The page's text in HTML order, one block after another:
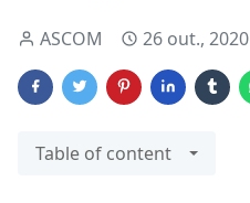
ASCOM 26 out., 2020
Table of content